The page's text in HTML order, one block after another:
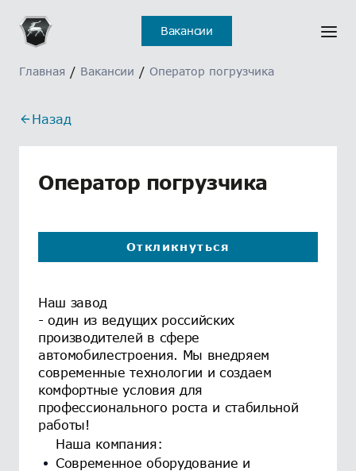
Вакансии
Главная / Вакансии / Оператор погрузчика
Назад
Оператор погрузчика
Откликнуться
Наш завод
- один из ведущих российских
производителей в сфере
автомобилестроения. Мы внедряем
современные технологии и создаем
комфортные условия для
профессионального роста и стабильной
работы!
Наша компания:
Современное оборудование и
Отклик на вакансию
отправлен
Ошибка